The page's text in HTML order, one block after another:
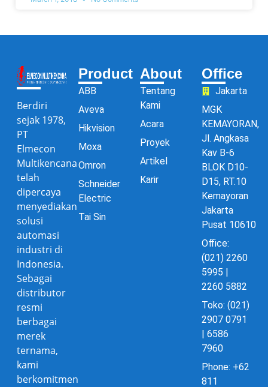
Berdiri
sejak 1978,
PT
Elmecon
Multikencana
telah
dipercaya
menyediakan
solusi
automasi
industri di
Indonesia.
Sebagai
distributor
resmi
berbagai
merek
ternama,
kami
berkomitmen
Product
ABB
Aveva
Hikvision
Moxa
Omron
Schneider
Electric
Tai Sin
About
Tentang
Kami
Acara
Proyek
Artikel
Karir
Office
Jakarta
MGK
KEMAYORAN,
Jl. Angkasa
Kav B-6
BLOK D10-
D15, RT.10
Kemayoran
Jakarta
Pusat 10610
Office:
(021) 2260
5995 |
2260 5882
Toko: (021)
2907 0791
| 6586
7960
Phone: +62
811